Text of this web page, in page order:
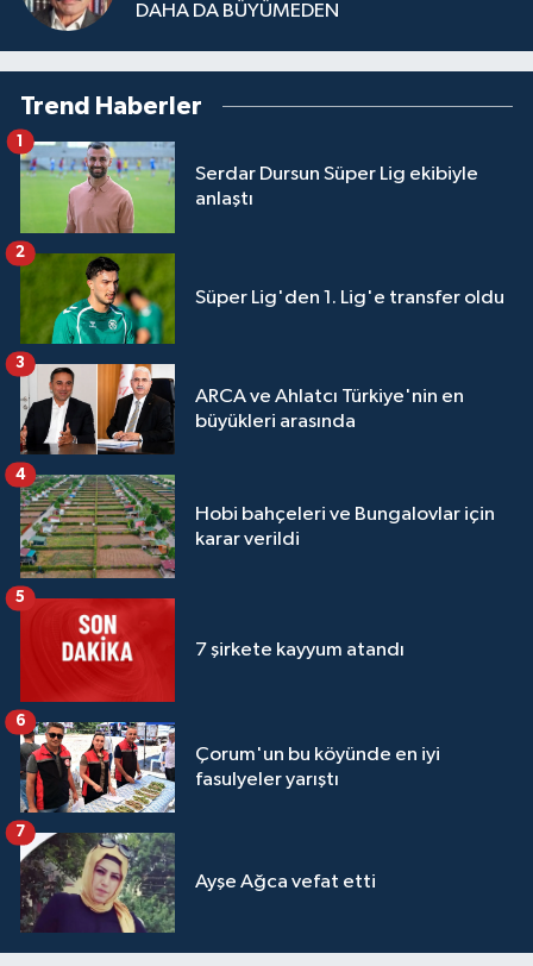
DAHA DA BÜYÜMEDEN
Trend Haberler
Serdar Dursun Süper Lig ekibiyle
anlaştı
1
Süper Lig'den 1. Lig'e transfer oldu
2
ARCA ve Ahlatcı Türkiye'nin en
büyükleri arasında
3
Hobi bahçeleri ve Bungalovlar için
karar verildi
4
7 şirkete kayyum atandı
5
Çorum'un bu köyünde en iyi
fasulyeler yarıştı
6
Ayşe Ağca vefat etti
7